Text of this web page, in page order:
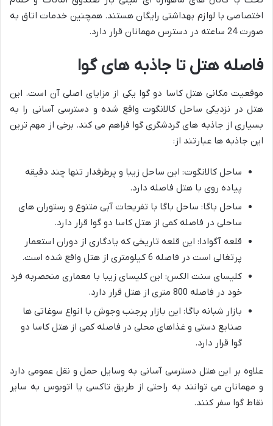
اختصاصی با لوازم بهداشتی رایگان هستند. همچنین خدمات اتاق به
صورت 24 ساعته در دسترس مهمانان قرار دارد.
فاصله هتل تا جاذبه های گوا
موقعیت مکانی هتل کاسا دو گوا یکی از مزایای اصلی آن است. این
هتل در نزدیکی ساحل کالانگوت واقع شده و دسترسی آسانی را به
بسیاری از جاذبه های گردشگری گوا فراهم می کند. برخی از مهم ترین
این جاذبه ها عبارتند از:
ساحل کالانگوت: این ساحل زیبا و پرطرفدار تنها چند دقیقه
پیاده روی با هتل فاصله دارد.
ساحل باگا: ساحل باگا با تفریحات آبی متنوع و رستوران های
ساحلی در فاصله کمی از هتل کاسا دو گوا قرار دارد.
قلعه آگوادا: این قلعه تاریخی که یادگاری از دوران استعمار
پرتغالی است در فاصله 6 کیلومتری از هتل واقع شده است.
کلیسای سنت الکس: این کلیسای زیبا با معماری منحصربه فرد
خود در فاصله 800 متری از هتل قرار دارد.
بازار شبانه باگا: این بازار پرجنب وجوش با انواع سوغاتی ها
صنایع دستی و غذاهای محلی در فاصله کمی از هتل کاسا دو
گوا قرار دارد.
علاوه بر این هتل دسترسی آسانی به وسایل حمل و نقل عمومی دارد
و مهمانان می توانند به راحتی از طریق تاکسی یا اتوبوس به سایر
نقاط گوا سفر کنند.